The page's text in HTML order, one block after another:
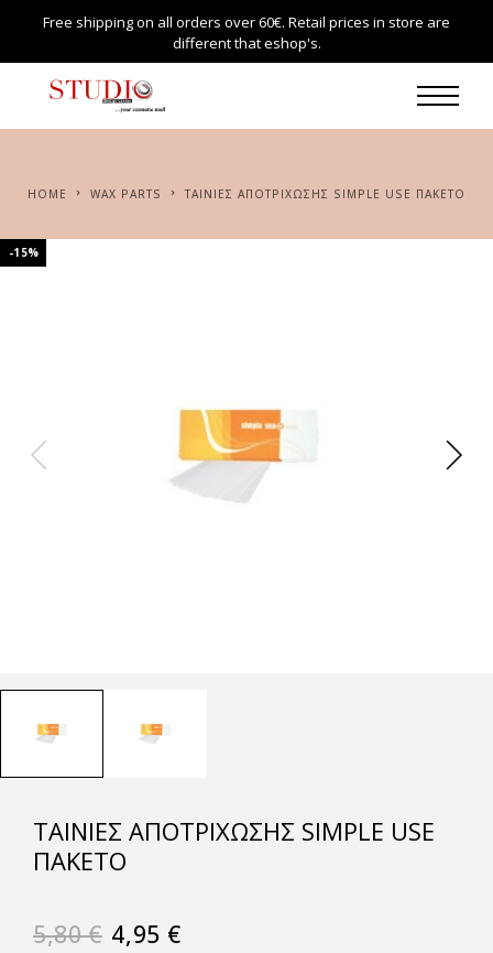
Free shipping on all orders over 60€. Retail prices in store are
different that eshop's.
HOME WAX PARTS ΤΑΙΝΙΕΣ ΑΠΟΤΡΙΧΩΣΗΣ SIMPLE USE ΠΑΚΕΤΟ
-15%
ΤΑΙΝΙΕΣ ΑΠΟΤΡΙΧΩΣΗΣ SIMPLE USE
ΠΑΚΕΤΟ
5,80€ 4,95 €